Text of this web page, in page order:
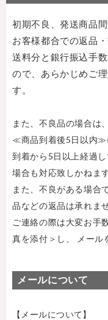
初期不良、発送商品
お客様都合での返品
送料分と銀行振込手
ので、あらかじめご
す。
また、不良品の場合は、
≪商品到着後5日以内≫
到着から5日以上経過
場合も対応致しかねま
また、不良がある場合
品などの返品は承れま
ご連絡の際は大変お手
真を添付＞し、
メール
メールについて
【メールについて】